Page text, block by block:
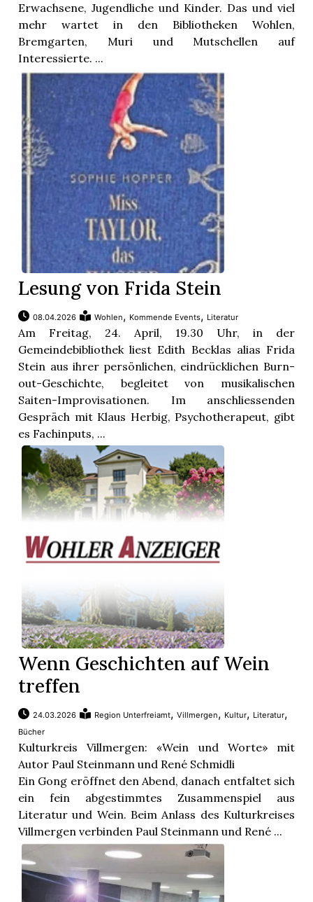
Erwachsene, Jugendliche und Kinder. Das und viel
mehr wartet in den Bibliotheken Wohlen,
Bremgarten, Muri und Mutschellen auf
Interessierte. ...
Lesung von Frida Stein
08.04.2026 Wohlen, Kommende Events, Literatur
Am Freitag, 24. April, 19.30 Uhr, in der
Gemeindebibliothek liest Edith Becklas alias Frida
Stein aus ihrer persönlichen, eindrücklichen Burn-
out-Geschichte, begleitet von musikalischen
Saiten-Improvisationen. Im anschliessenden
Gespräch mit Klaus Herbig, Psychotherapeut, gibt
es Fachinputs, ...
Wenn Geschichten auf Wein
treffen
24.03.2026 Region Unterfreiamt,Villmergen, Kultur, Literatur,
Bücher
Kulturkreis Villmergen: «Wein und Worte» mit
Autor Paul Steinmann und René Schmidli
Ein Gong eröffnet den Abend, danach entfaltet sich
ein fein abgestimmtes Zusammenspiel aus
Literatur und Wein. Beim Anlass des Kulturkreises
Villmergen verbinden Paul Steinmann und René ...